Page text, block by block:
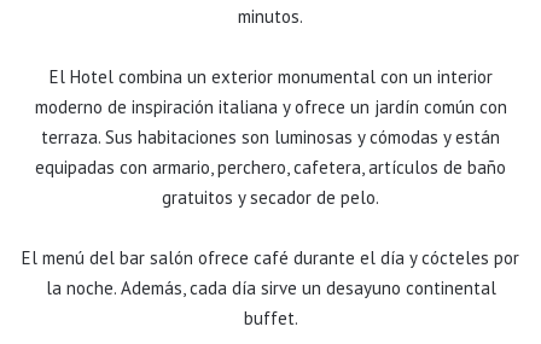
minutos.
El Hotel combina un exterior monumental con un interior
moderno de inspiración italiana y ofrece un jardín común con
terraza. Sus habitaciones son luminosas y cómodas y están
equipadas con armario, perchero, cafetera, artículos de baño
gratuitos y secador de pelo.
El menú del bar salón ofrece café durante el día y cócteles por
la noche. Además, cada día sirve un desayuno continental
buffet.